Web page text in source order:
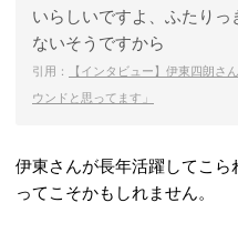
いらしいですよ、ふたり
ないそうですから
引用：
【インタビュー】伊東四朗さ
ウンドと思ってます」
伊東さんが長年活躍してこ
ってこそかもしれません。